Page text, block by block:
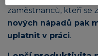
zaměstnanců, kteří se
nových nápadů pak
uplatnit v práci.